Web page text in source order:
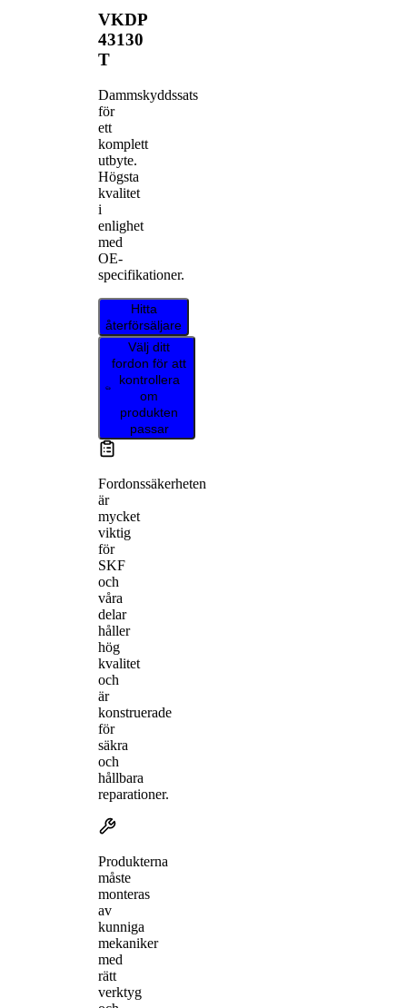
VKDP
43130
T
Dammskyddssats
för
ett
komplett
utbyte.
Högsta
kvalitet
i
enlighet
med
OE-
specifikationer.
Hitta
återförsäljare
Välj ditt
fordon för att
kontrollera
om
produkten
passar
Fordonssäkerheten
är
mycket
viktig
för
SKF
och
våra
delar
håller
hög
kvalitet
och
är
konstruerade
för
säkra
och
hållbara
reparationer.
Produkterna
måste
monteras
av
kunniga
mekaniker
med
rätt
verktyg